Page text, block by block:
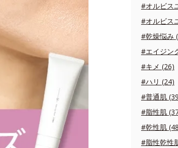
#オルビス
#オルビス
#乾燥悩み
#エイジン
#キメ (26)
#ハリ (24)
#普通肌
#脂性肌
#乾性肌
#脂性乾性